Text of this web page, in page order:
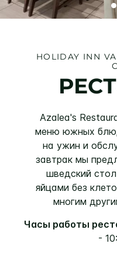
HOLIDAY INN
Azalea's
меню южных
на ужин и
завтрак мы
шведский
яйцами без
многим
Часы работы
-